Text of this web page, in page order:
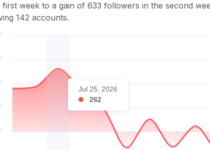
first week to a gain of 633 followers in the second
142 accounts.
Jul 25, 2026
262